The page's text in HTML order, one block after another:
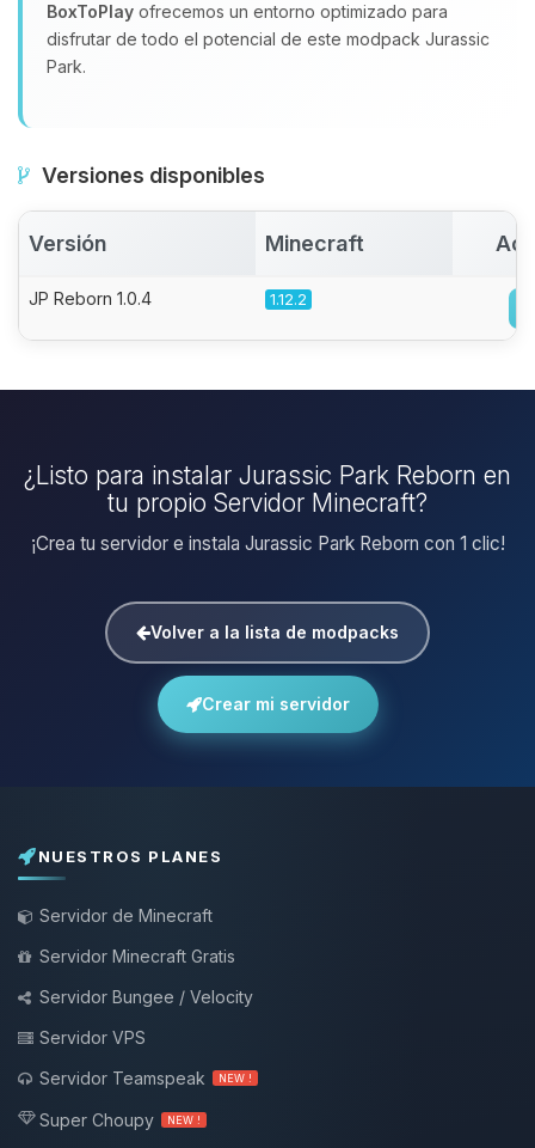
BoxToPlay ofrecemos un entorno optimizado para
disfrutar de todo el potencial de este modpack Jurassic
Park.
Versiones disponibles
Versión Minecraft
JP Reborn 1.0.4 1.12.2
¿Listo para instalar Jurassic Park Reborn en
tu propio Servidor Minecraft?
¡Crea tu servidor e instala Jurassic Park Reborn con 1 clic!
Volver a la lista de modpacks
Crear mi servidor
NUESTROS PLANES
Servidor de Minecraft
Servidor Minecraft Gratis
Servidor Bungee / Velocity
Servidor VPS
Servidor Teamspeak
NEW !
Super Choupy NEW !